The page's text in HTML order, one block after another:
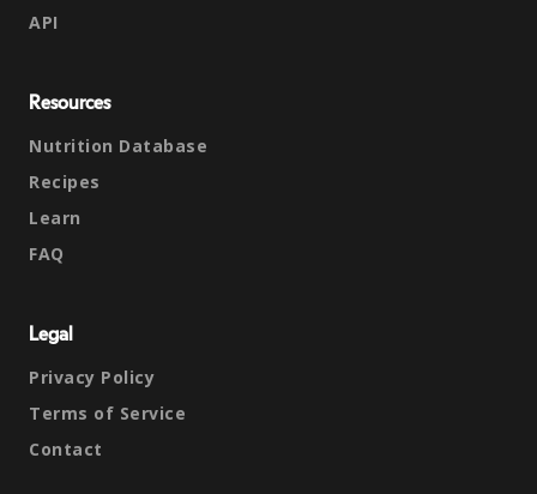
API
Resources
Nutrition Database
Recipes
Learn
FAQ
Legal
Privacy Policy
Terms of Service
Contact